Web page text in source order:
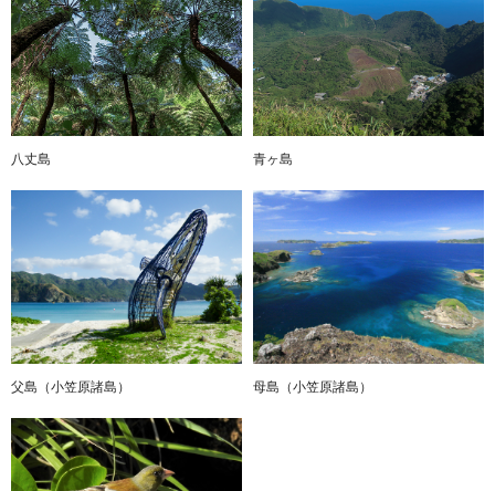
八丈島 青ヶ島
父島（小笠原諸島） 母島（小笠原諸島）